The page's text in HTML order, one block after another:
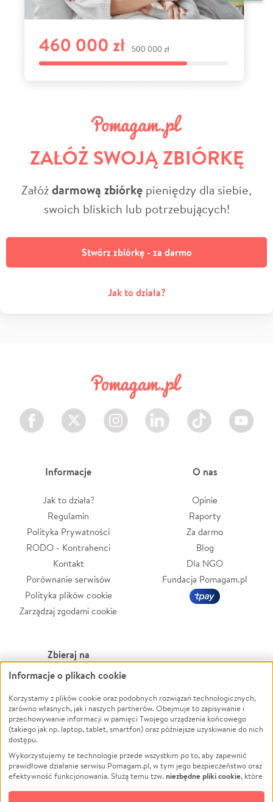
ZAŁÓŻ SWOJĄ ZBIÓRKĘ
Załóżdarmową zbiórkę pieniędzy dla siebie,
swoich bliskich lub potrzebujących!
Stwórz zbiórkę - za darmo
Jak to działa?
Facebook Twitter Instagram LinkedIn TikTok Youtube
Informacje
Jak to działa?
Regulamin
Polityka Prywatności
RODO - Kontrahenci
Kontakt
Porównanie serwisów
Polityka plików cookie
Zarządzaj zgodami cookie
O nas
Opinie
Raporty
Za darmo
Blog
Dla NGO
Fundacja Pomagam.pl
Zbieraj na
Leczenie
Zwierzęta
Pożar
Ukraina
Pomoc Finansowa
Projekty
Pogrzeb
Powódź
Wichura
NGO
Edukacja
Podróż
Impreza
Informacje o plikach cookie
Korzystamy z plików cookie oraz podobnych rozwiązań technologicznych,
zarówno własnych, jak i naszych partnerów. Obejmuje to zapisywanie i
przechowywanie informacji w pamięci Twojego urządzenia końcowego
(takiego jak np. laptop, tablet, smartfon) oraz późniejsze uzyskiwanie do nich
dostępu.
Wykorzystujemy te technologie przede wszystkim po to, aby zapewnić
prawidłowe działanie serwisu Pomagam.pl, w tym jego bezpieczeństwo oraz
efektywność funkcjonowania. Służą temu tzw.niezbędne pliki cookie, które